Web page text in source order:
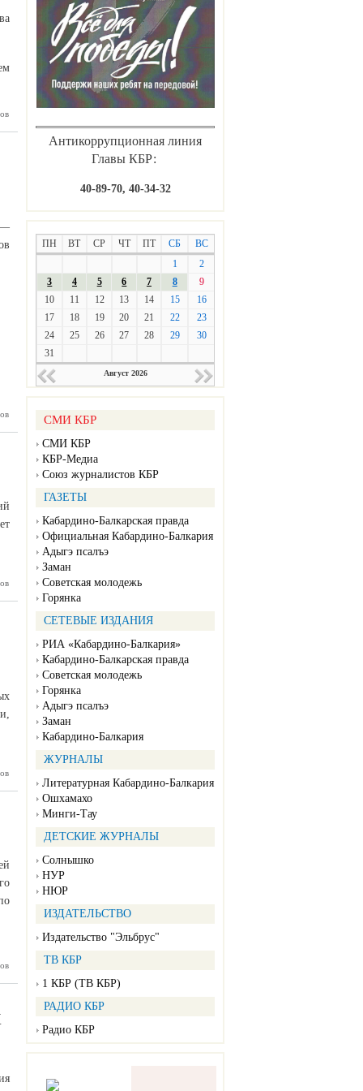
Антикоррупционная линия
Главы КБР:
40-89-70, 40-34-32
ПН ВТ СР ЧТ ПТ СБ
ВС
1
2
3
4 5 6 7 8
9
10
11 12 13 14 15
16
17
18 19 20 21 22
23
24
25 26 27 28 29
30
31
Август 2026
СМИ КБР
СМИ КБР
КБР-Медиа
Союз журналистов КБР
ГАЗЕТЫ
Кабардино-Балкарская правда
Официальная Кабардино-Балкария
Адыгэ псалъэ
Заман
Советская молодежь
Горянка
СЕТЕВЫЕ ИЗДАНИЯ
РИА «Кабардино-Балкария»
Кабардино-Балкарская правда
Советская молодежь
Горянка
Адыгэ псалъэ
Заман
Кабардино-Балкария
ЖУРНАЛЫ
Литературная Кабардино-Балкария
Ошхамахо
Минги-Тау
ДЕТСКИЕ ЖУРНАЛЫ
Солнышко
НУР
НЮР
ИЗДАТЕЛЬСТВО
Издательство "Эльбрус"
ТВ КБР
1 КБР (ТВ КБР)
РАДИО КБР
Радио КБР
—
СССР
идут